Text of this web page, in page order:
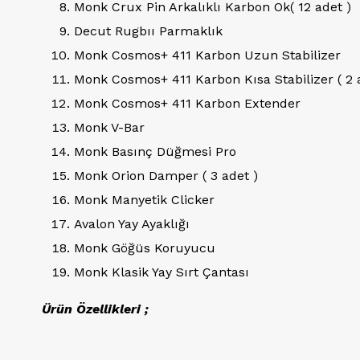
Monk Crux Pin Arkalıklı Karbon Ok( 12 adet )
Decut Rugbıı Parmaklık
Monk Cosmos+ 411 Karbon Uzun Stabilizer
Monk Cosmos+ 411 Karbon Kısa Stabilizer ( 2
Monk Cosmos+ 411 Karbon Extender
Monk V-Bar
Monk Basınç Düğmesi Pro
Monk Orion Damper ( 3 adet )
Monk Manyetik Clicker
Avalon Yay Ayaklığı
Monk Göğüs Koruyucu
Monk Klasik Yay Sırt Çantası
Ürün Özellikleri ;